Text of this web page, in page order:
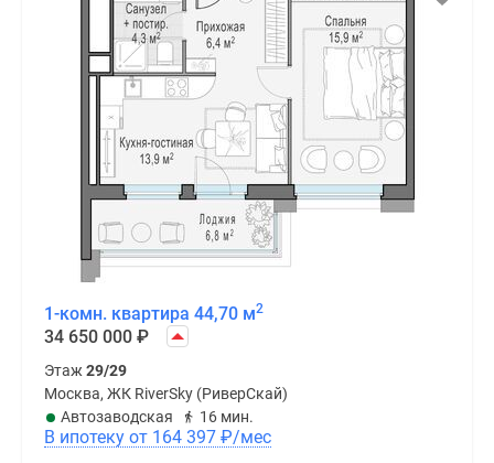
1-комн. квартира 44,70 м2
34 650 000 ₽
Этаж 29/29
Москва, ЖК RiverSky (РиверСкай)
Автозаводская
16 мин.
В ипотеку от 164 397 ₽/мес